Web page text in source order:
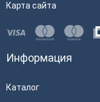
Карта сайта
Информация
Каталог